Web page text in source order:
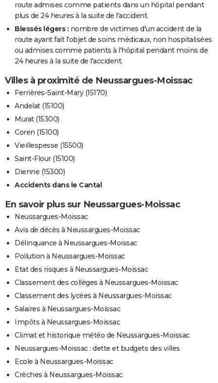
route admises comme patients dans un hôpital pendant
plus de 24 heures à la suite de l'accident.
Blessés légers : nombre de victimes d'un accident de la
route ayant fait l'objet de soins médicaux, non hospitalisées
ou admises comme patients à l'hôpital pendant moins de
24 heures à la suite de l'accident.
Villes à proximité de Neussargues-Moissac
Ferrières-Saint-Mary (15170)
Andelat (15100)
Murat (15300)
Coren (15100)
Vieillespesse (15500)
Saint-Flour (15100)
Dienne (15300)
Accidents dans le Cantal
En savoir plus sur Neussargues-Moissac
Neussargues-Moissac
Avis de décès à Neussargues-Moissac
Délinquance à Neussargues-Moissac
Pollution à Neussargues-Moissac
Etat des risques à Neussargues-Moissac
Classement des collèges à Neussargues-Moissac
Classement des lycées à Neussargues-Moissac
Salaires à Neussargues-Moissac
Impôts à Neussargues-Moissac
Climat et historique météo de Neussargues-Moissac
Neussargues-Moissac : dette et budgets des villes
Ecole à Neussargues-Moissac
Crèches à Neussargues-Moissac